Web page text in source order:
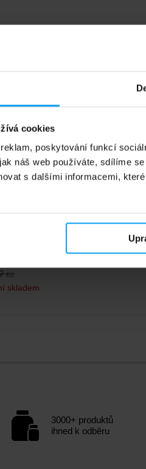
cookies
poskytování funkcí
náš web používáte, sdílíme
s dalšími informacemi,
Pre-Workout Stim Free
s vysokým obsahem
malátu, beta alaninu, AAKG a
Kč
skladem
3000+ produktů
ihned k odběru